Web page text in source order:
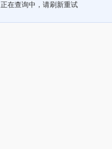
正在查询中，请刷新重试